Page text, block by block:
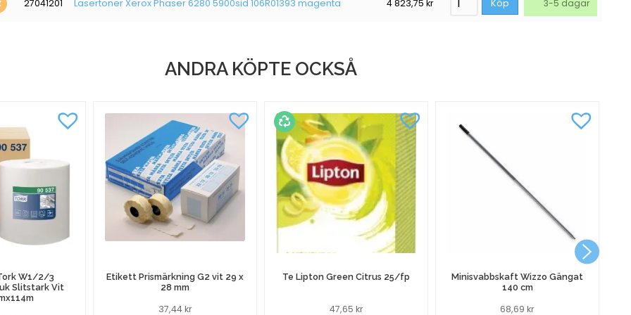
27041201 Lasertoner Xerox Phaser 6280 5900sid 106R01393 magenta 4 823,75 kr Köp 3-5 dagar
ANDRA KÖPTE OCKSÅ
W1/2/3
Slitstark Vit
Etikett Prismärkning G2 vit 29 x
28 mm
37,44kr
Te Lipton Green Citrus 25/fp
47,65 kr
Minisvabbskaft Wizzo Gängat
140 cm
68,69kr